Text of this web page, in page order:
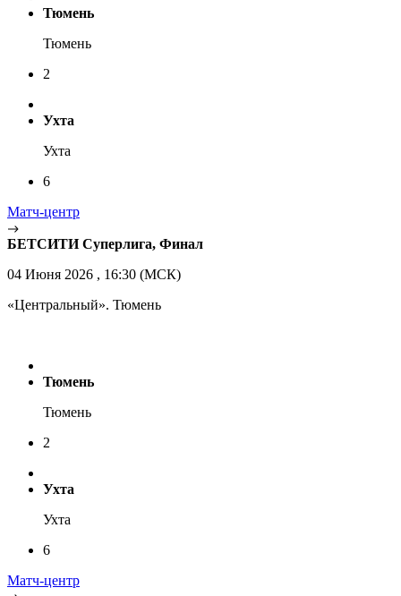
Тюмень
Тюмень
2
Ухта
Ухта
6
Матч-центр
БЕТСИТИ Суперлига, Финал
04 Июня 2026 , 16:30 (МСК)
«Центральный». Тюмень
Тюмень
Тюмень
2
Ухта
Ухта
6
Матч-центр